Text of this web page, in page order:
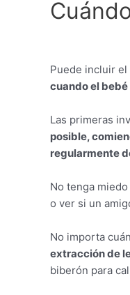
Puede incluir
cuando el
Las primeras
posible,
regularmente
No tenga
o ver si un
No importa
extracción de
biberón para